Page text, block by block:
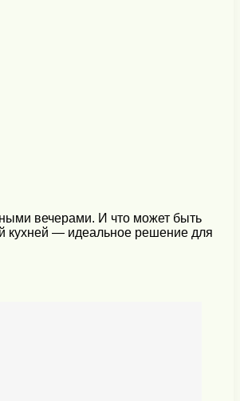
вечерами. И что может быть
кухней — идеальное решение для